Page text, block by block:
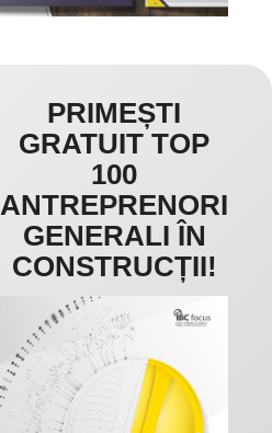
PRIMEȘTI
GRATUIT TOP
100
ANTREPRENORI
GENERALI ÎN
CONSTRUCȚII!